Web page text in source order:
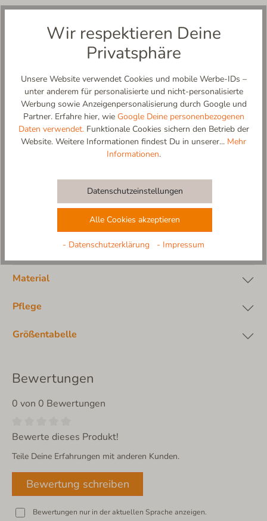
- Obermaterial aus atmungsaktiver Baumwoll-Polyester-
Mischung mit verstärkter Lederferse
- Innensohle und Futter aus weichem Baumwollfrottee
- knöchelhoher Schaft, ideal für Laufanfänger und Kleinkinder
- einfaches An- und Ausziehen dank weit zu öffnendem
Klettverschluss
- rutschfeste und flexible Sohle aus Naturkautschuk in
Naturfarbe (abriebfest)
- kalt waschbar (kein Trockner, kein Weichspüler)
- 100% designed and made in EU
Innensohle: 43% Wolle recycelt, 20% Wolle, 30% Polyester, 3%
Sohle: 100% Naturkautschuk
Material
Pflege
Größentabelle
Bewertungen
0 von 0 Bewertungen
Bewerte dieses Produkt!
Teile Deine Erfahrungen mit anderen Kunden.
Bewertung schreiben
Bewertungen nur in der aktuellen Sprache anzeigen.
Wir respektieren Deine
Privatsphäre
Unsere Website verwendet Cookies und mobile Werbe-IDs –
unter anderem für personalisierte und nicht-personalisierte
Werbung sowie Anzeigenpersonalisierung durch Google und
Partner. Erfahre hier, wie Google Deine personenbezogenen
Daten verwendet.Funktionale Cookies sichern den Betrieb der
Website. Weitere Informationen findest Du in unserer... Mehr
Informationen.
Datenschutzeinstellungen
Alle Cookies akzeptieren
- Datenschutzerklärung - Impressum